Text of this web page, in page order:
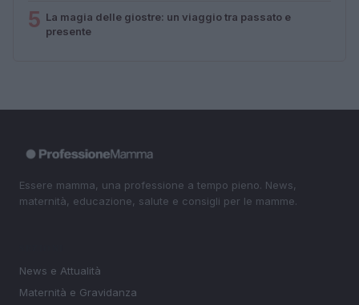
5 La magia delle giostre: un viaggio tra passato e
presente
Essere mamma, una professione a tempo pieno. News,
maternità, educazione, salute e consigli per le mamme.
News e Attualità
Maternità e Gravidanza